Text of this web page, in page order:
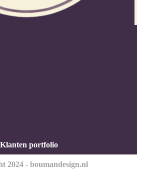
Klanten portfolio
2024 - boumandesign.nl